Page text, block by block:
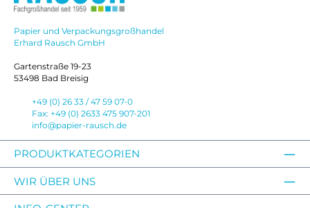
Papier und Verpackungsgroßhandel
Erhard Rausch GmbH
Gartenstraße 19-23
53498 Bad Breisig
+49 (0) 26 33 / 47 59 07-0
Fax: +49 (0) 2633 475 907-201
info@papier-rausch.de
PRODUKTKATEGORIEN
WIR ÜBER UNS